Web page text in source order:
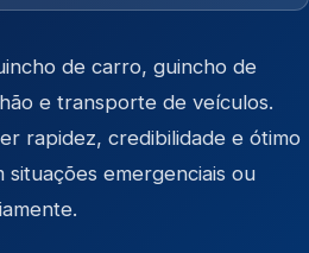
de carro, guincho de
e transporte de veículos.
rapidez, credibilidade e ótimo
emergenciais ou